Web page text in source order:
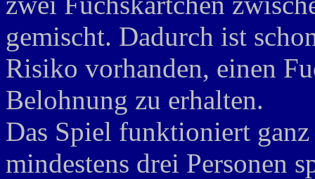
gemischt. Dadurch ist
Risiko vorhanden, einen
Belohnung zu erhalten.
Das Spiel funktioniert
mindestens drei Personen